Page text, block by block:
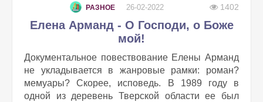
РАЗНОЕ 26-02-2022 1402
Елена Арманд - О Господи, о Боже
мой!
Документальное повествование Елены Арманд
не укладывается в жанровые рамки: роман?
мемуары? Скорее, исповедь. В 1989 году в
одной из деревень Тверской области ее был